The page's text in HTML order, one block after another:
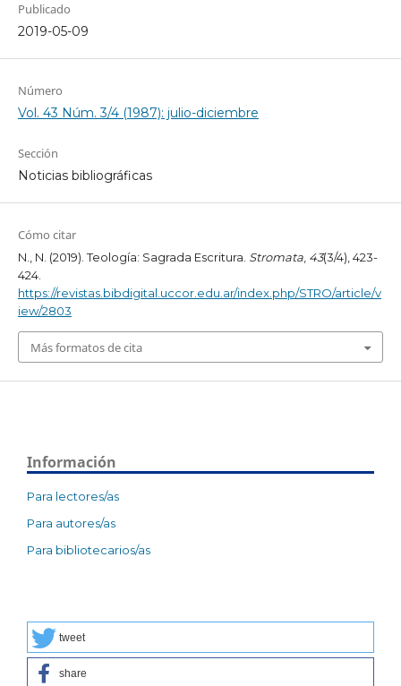
Publicado
2019-05-09
Número
Vol. 43 Núm. 3/4 (1987): julio-diciembre
Sección
Noticias bibliográficas
Cómo citar
N., N. (2019). Teología: Sagrada Escritura. Stromata, 43(3/4), 423-
424.
https://revistas.bibdigital.uccor.edu.ar/index.php/STRO/article/v
iew/2803
Más formatos de cita
Información
Para lectores/as
Para autores/as
Para bibliotecarios/as
tweet
share